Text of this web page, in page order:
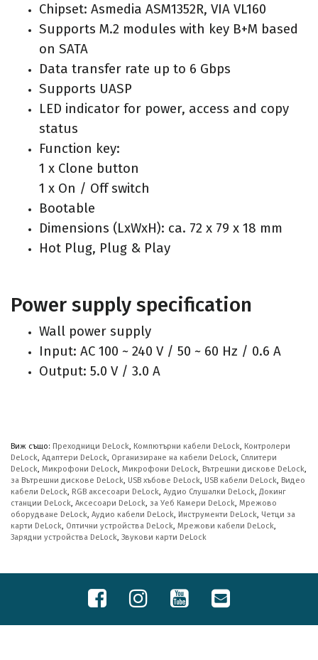
Chipset: Asmedia ASM1352R, VIA VL160
Supports M.2 modules with key B+M based
on SATA
Data transfer rate up to 6 Gbps
Supports UASP
LED indicator for power, access and copy
status
Function key:
1 x Clone button
1 x On / Off switch
Bootable
Dimensions (LxWxH): ca. 72 x 79 x 18 mm
Hot Plug, Plug & Play
Power supply specification
Wall power supply
Input: AC 100 ~ 240 V / 50 ~ 60 Hz / 0.6 A
Output: 5.0 V / 3.0 A
Виж също: Преходници DeLock Компютърни кабели DeLock
Контролери
DeLock Адаптери DeLock Организиране на кабели DeLock
Сплитери
DeLock Микрофони DeLock Микрофони DeLock Вътрешни дискове DeLock
за Вътрешни дискове DeLock
USB хъбове DeLock USB кабели DeLock
Видео
кабели DeLock
RGB аксесоари DeLock Аудио Слушалки DeLock
Докинг
станции DeLock Аксесоари DeLock за Уеб Камери DeLock Мрежово
оборудване DeLock Аудио кабели DeLock Инструменти DeLock
Четци за
карти DeLock
Оптични устройства DeLock Мрежови кабели DeLock
Зарядни устройства DeLock Звукови карти DeLock